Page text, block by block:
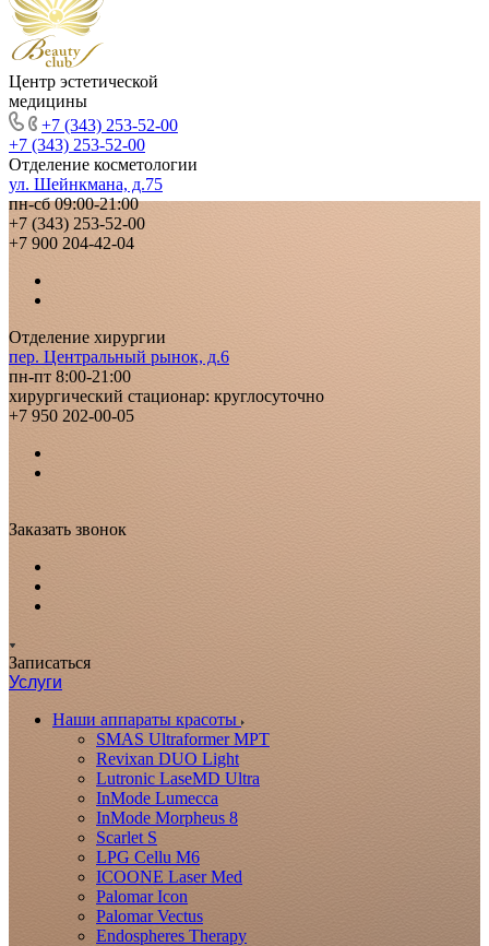
Центр эстетической
медицины
+7 (343) 253-52-00
+7 (343) 253-52-00
Отделение косметологии
ул. Шейнкмана, д.75
пн-сб 09:00-21:00
+7 (343) 253-52-00
+7 900 204-42-04
Отделение хирургии
пер. Центральный рынок, д.6
пн-пт 8:00-21:00
хирургический стационар: круглосуточно
+7 950 202-00-05
Заказать звонок
Записаться
Услуги
Наши аппараты красоты
SMAS Ultraformer MPT
Revixan DUO Light
Lutronic LaseMD Ultra
InMode Lumecca
InMode Morpheus 8
Scarlet S
LPG Cellu M6
ICOONE Laser Med
Palomar Icon
Palomar Vectus
Endospheres Therapy